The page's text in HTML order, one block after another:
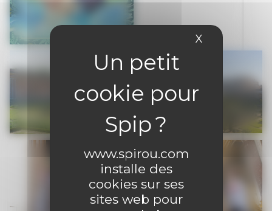
www.spirou.com
installe des
cookies sur ses
sites web pour
X Masquer le